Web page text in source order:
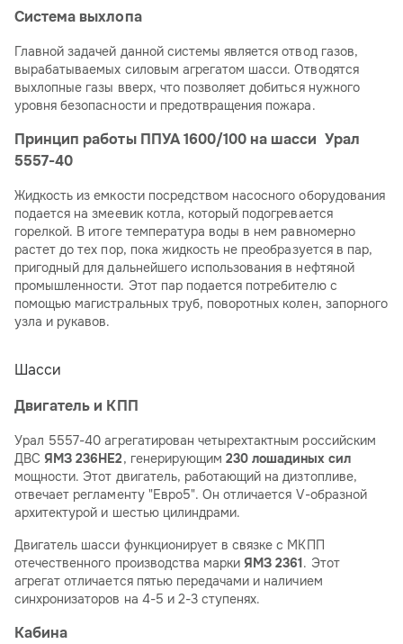
Система выхлопа
Главной задачей данной системы является отвод газов,
вырабатываемых силовым агрегатом шасси. Отводятся
выхлопные газы вверх, что позволяет добиться нужного
уровня безопасности и предотвращения пожара.
Принцип работы ППУА 1600/100 на шасси Урал
5557-40
Жидкость из емкости посредством насосного оборудования
подается на змеевик котла, который подогревается
горелкой. В итоге температура воды в нем равномерно
растет до тех пор, пока жидкость не преобразуется в пар,
пригодный для дальнейшего использования в нефтяной
промышленности. Этот пар подается потребителю с
помощью магистральных труб, поворотных колен, запорного
узла и рукавов.
Шасси
Двигатель и КПП
Урал 5557-40 агрегатирован четырехтактным российским
ДВС ЯМЗ 236НЕ2, генерирующим230 лошадиных сил
мощности. Этот двигатель, работающий на дизтопливе,
отвечает регламенту "Евро5". Он отличается V-образной
архитектурой и шестью цилиндрами.
Двигатель шасси функционирует в связке с МКПП
отечественного производства марки ЯМЗ 2361 . Этот
агрегат отличается пятью передачами и наличием
синхронизаторов на 4-5 и 2-3 ступенях.
Кабина